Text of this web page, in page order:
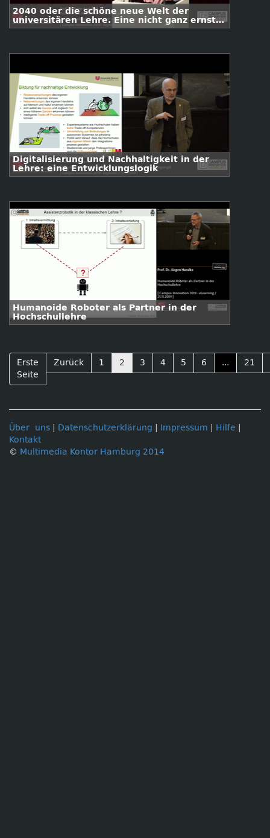
2040 oder die schöne neue Welt der
universitären Lehre. Eine nicht ganz ernste
Zukunftsvision
Digitalisierung und Nachhaltigkeit in der
Lehre: eine Entwicklungslogik
Humanoide Roboter als Partner in der
Hochschullehre
Erste
Seite
Zurück 1 2 3 4 5 6 ... 21
Über uns Datenschutzerklärung Impressum Hilfe
Kontakt
© Multimedia Kontor Hamburg 2014